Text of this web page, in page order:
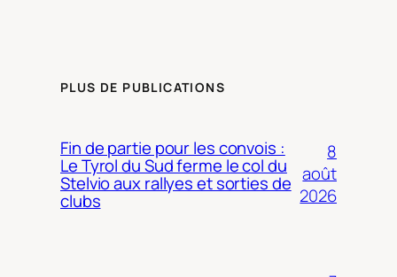
PLUS DE PUBLICATIONS
Fin de partie pour les convois :
Le Tyrol du Sud ferme le col du
Stelvio aux rallyes et sorties de
clubs
8
août
2026